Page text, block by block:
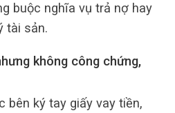
buộc nghĩa vụ trả nợ hay
tài sản.
không công chứng,
bên ký tay giấy vay tiền,